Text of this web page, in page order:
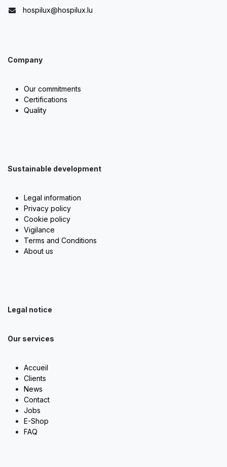
hospilux@hospilux.lu
Company
Our commitments
Certifications
Quality
Sustainable development
Legal information
Privacy policy
Cookie policy
Vigilance
Terms and Conditions
About us
Legal notice
Our services
Accueil
Clients
News
Contact
Jobs
E-Shop
FAQ